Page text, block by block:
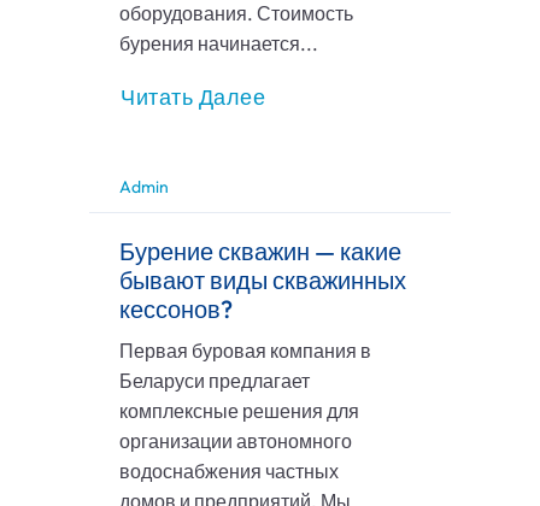
оборудования. Стоимость
бурения начинается...
Читать Далее
Admin
Бурение скважин — какие
бывают виды скважинных
кессонов?
Первая буровая компания в
Беларуси предлагает
комплексные решения для
организации автономного
водоснабжения частных